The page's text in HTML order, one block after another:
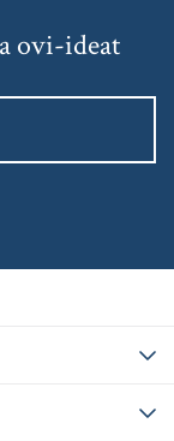
ovi-ideat